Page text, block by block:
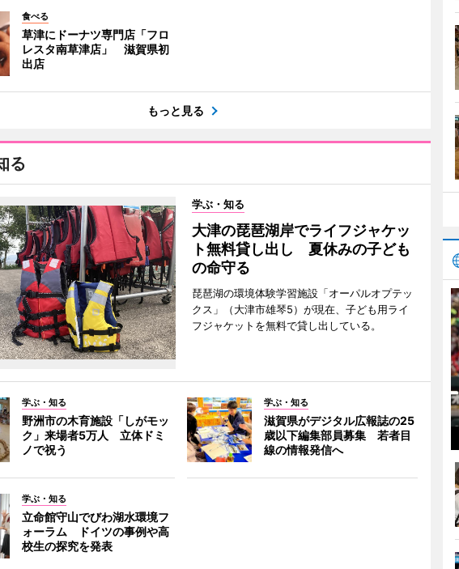
食べる
草津にドーナツ専門店「フロ
レスタ南草津店」 滋賀県初
出店
もっと見る
る
学ぶ・知る
大津の琵琶湖岸でライフジャケッ
ト無料貸し出し 夏休みの子ども
の命守る
琵琶湖の環境体験学習施設「オーパルオプテッ
クス」（大津市雄琴5）が現在、子ども用ライ
フジャケットを無料で貸し出している。
学ぶ・知る
野洲市の木育施設「しがモッ
ク」来場者5万人 立体ドミ
ノで祝う
学ぶ・知る
滋賀県がデジタル広報誌の25
歳以下編集部員募集 若者目
線の情報発信へ
学ぶ・知る
立命館守山でびわ湖水環境フ
ォーラム ドイツの事例や高
校生の探究を発表